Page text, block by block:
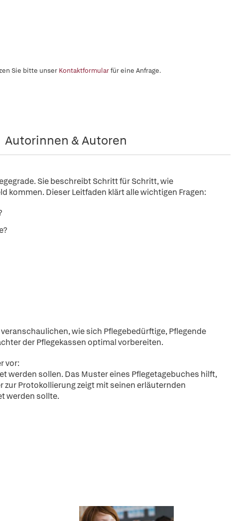
Sie bitte unser Kontaktformularfür eine Anfrage.
Autorinnen & Autoren
Sie beschreibt Schritt für Schritt, wie
kommen. Dieser Leitfaden klärt alle wichtigen Fragen:
wie sich Pflegebedürftige, Pflegende
der Pflegekassen optimal vorbereiten.
vor:
werden sollen. Das Muster eines Pflegetagebuches hilft,
Protokollierung zeigt mit seinen erläuternden
werden sollte.